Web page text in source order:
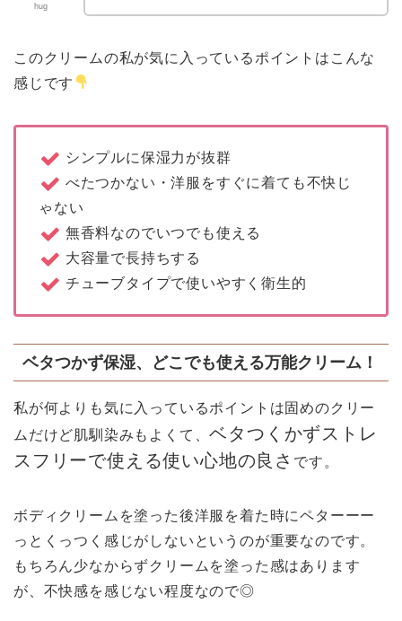
hug
このクリームの私が気に入っているポイントはこんな
感じです
シンプルに保湿力が抜群
べたつかない・洋服をすぐに着ても不快じ
ゃない
無香料なのでいつでも使える
大容量で長持ちする
チューブタイプで使いやすく衛生的
ベタつかず保湿、どこでも使える万能クリーム！
私が何よりも気に入っているポイントは固めのクリー
ムだけど肌馴染みもよくて、ベタつくかずストレ
スフリーで使える使い心地の良さ です。
ボディクリームを塗った後洋服を着た時にペターーー
っとくっつく感じがしないというのが重要なのです。
もちろん少なからずクリームを塗った感はあります
が、不快感を感じない程度なので◎